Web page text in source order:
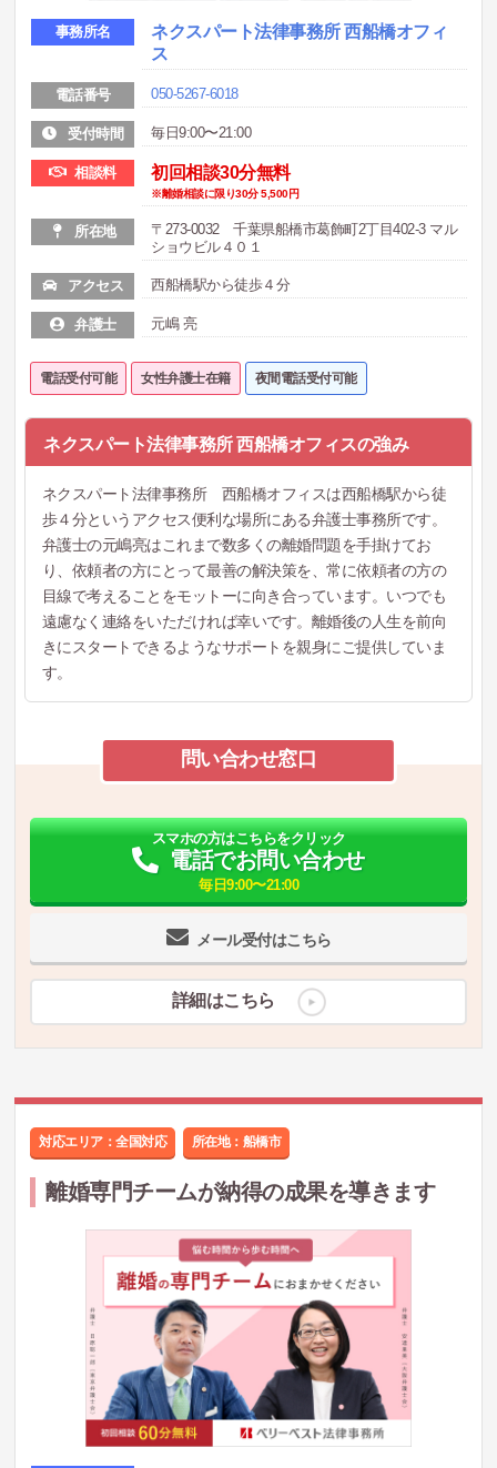
事務所名
ネクスパート法律事務所 西船橋オフィ
ス
電話番号 050-5267-6018
受付時間 毎日9:00〜21:00
相談料 初回相談30分無料
※離婚相談に限り30分 5,500円
所在地
〒273-0032 千葉県船橋市葛飾町2丁目402-3 マル
ショウビル４０１
アクセス 西船橋駅から徒歩４分
弁護士 元嶋 亮
電話受付可能 女性弁護士在籍 夜間電話受付可能
ネクスパート法律事務所 西船橋オフィスの強み
ネクスパート法律事務所 西船橋オフィスは西船橋駅から徒
歩４分というアクセス便利な場所にある弁護士事務所です。
弁護士の元嶋亮はこれまで数多くの離婚問題を手掛けてお
り、依頼者の方にとって最善の解決策を、常に依頼者の方の
目線で考えることをモットーに向き合っています。いつでも
遠慮なく連絡をいただければ幸いです。離婚後の人生を前向
きにスタートできるようなサポートを親身にご提供していま
す。
問い合わせ窓口
メール受付はこちら
スマホの方はこちらをクリック
電話でお問い合わせ
毎日9:00〜21:00
詳細はこちら
対応エリア：全国対応 所在地： 船橋市
離婚専門チームが納得の成果を導きます